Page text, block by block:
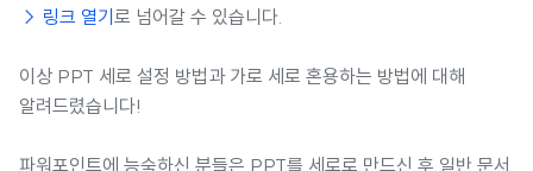
→ 링크 열기로 넘어갈 수 있습니다.
이상 PPT 세로 설정 방법과 가로 세로 혼용하는 방법에 대해
알려드렸습니다!
파워포인트에 능숙하신 분들은 PPT를 세로로 만드신 후 일반 문서